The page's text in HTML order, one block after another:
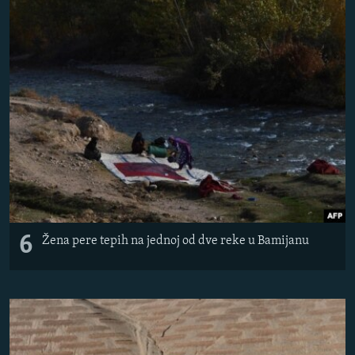
6 Žena pere tepih na jednoj od dve reke u Bamijanu